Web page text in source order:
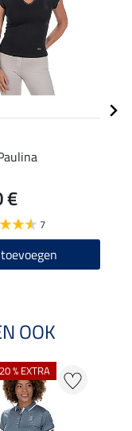
€
7
toevoegen
OOK
% EXTRA